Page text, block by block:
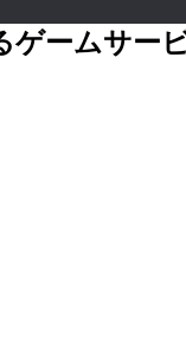
ゲームサー